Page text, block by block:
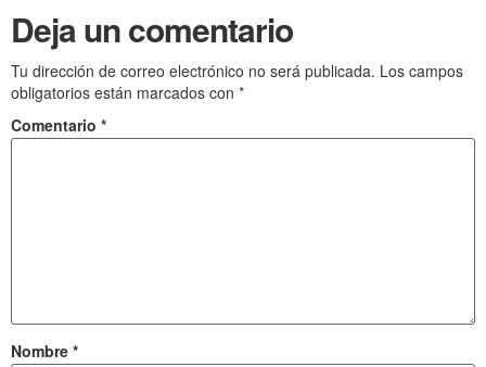
Deja un comentario
Tu dirección de correo electrónico no será publicada. Los campos
obligatorios están marcados con *
Comentario *
Nombre *